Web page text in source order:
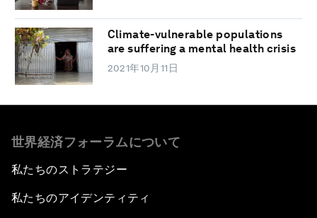
Climate-vulnerable populations
are suffering a mental health crisis
2021年10月11日
世界経済フォーラムについて
私たちのストラテジー
私たちのアイデンティティ